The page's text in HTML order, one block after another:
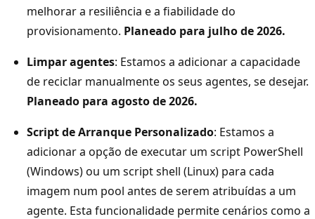
melhorar a resiliência e a fiabilidade do
provisionamento. Planeado para julho de 2026.
Limpar agentes: Estamos a adicionar a capacidade
de reciclar manualmente os seus agentes, se desejar.
Planeado para agosto de 2026.
Script de Arranque Personalizado: Estamos a
adicionar a opção de executar um script PowerShell
(Windows) ou um script shell (Linux) para cada
imagem num pool antes de serem atribuídas a um
agente. Esta funcionalidade permite cenários como a